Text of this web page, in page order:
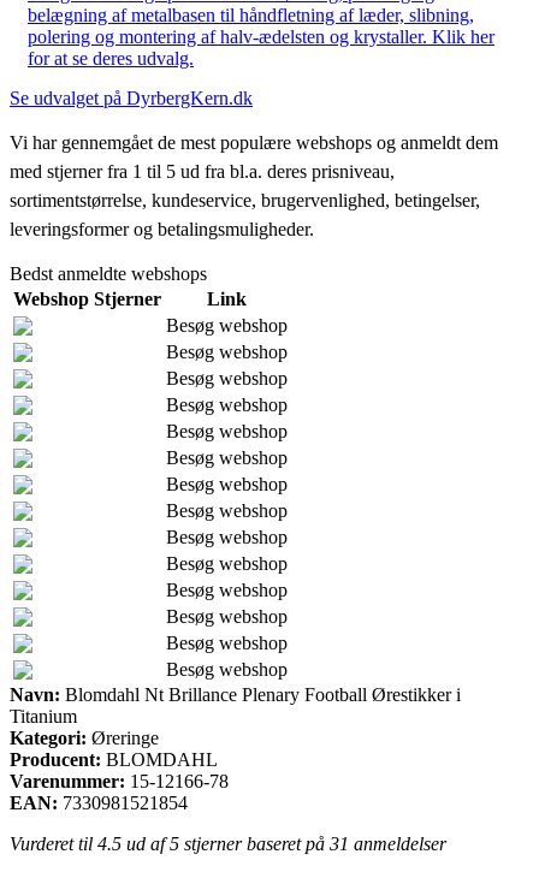
belægning af metalbasen til håndfletning af læder, slibning,
polering og montering af halv-ædelsten og krystaller. Klik her
for at se deres udvalg.
Se udvalget på DyrbergKern.dk
Vi har gennemgået de mest populære webshops og anmeldt dem
med stjerner fra 1 til 5 ud fra bl.a. deres prisniveau,
sortimentstørrelse, kundeservice, brugervenlighed, betingelser,
leveringsformer og betalingsmuligheder.
Bedst anmeldte webshops
Webshop Stjerner
Link
Besøg webshop
Besøg webshop
Besøg webshop
Besøg webshop
Besøg webshop
Besøg webshop
Besøg webshop
Besøg webshop
Besøg webshop
Besøg webshop
Besøg webshop
Besøg webshop
Besøg webshop
Besøg webshop
Navn: Blomdahl Nt Brillance Plenary Football Ørestikker i
Titanium
Kategori: Øreringe
Producent: BLOMDAHL
Varenummer: 15-12166-78
EAN: 7330981521854
Vurderet til 4.5 ud af 5 stjerner baseret på 31 anmeldelser